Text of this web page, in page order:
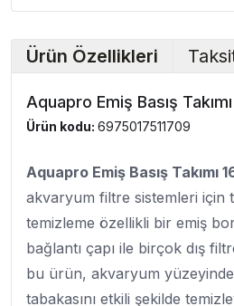
Ürün Özellikleri
Aquapro Emiş Basış
Ürün kodu: 6975017511709
Aquapro Emiş Basış Takımı
akvaryum filtre sistemleri için
temizleme özellikli bir emiş
bağlantı çapı ile birçok dış
bu ürün, akvaryum
tabakasını etkili şekilde